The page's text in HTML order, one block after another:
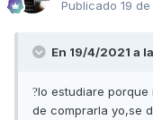
Publicado 19
En 19/4/2021 a
?lo estudiare porque
de comprarla yo,se